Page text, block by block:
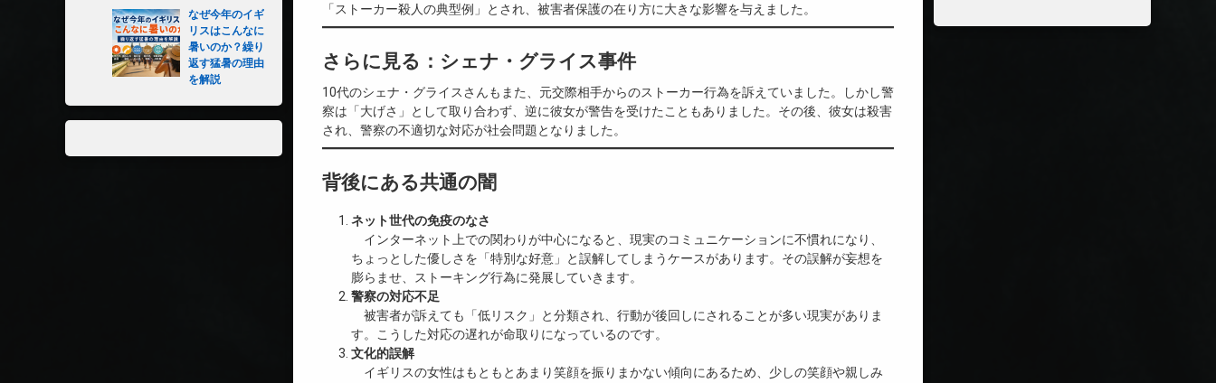
「ストーカー殺人の典型例」とされ、被害者保護の在り方に大きな影響を与えました。
さらに見る：シェナ・グライス事件
10代のシェナ・グライスさんもまた、元交際相手からのストーカー行為を訴えていました。しかし警
察は「大げさ」として取り合わず、逆に彼女が警告を受けたこともありました。その後、彼女は殺害
され、警察の不適切な対応が社会問題となりました。
背後にある共通の闇
ネット世代の免疫のなさ
インターネット上での関わりが中心になると、現実のコミュニケーションに不慣れになり、
ちょっとした優しさを「特別な好意」と誤解してしまうケースがあります。その誤解が妄想を
膨らませ、ストーキング行為に発展していきます。
警察の対応不足
被害者が訴えても「低リスク」と分類され、行動が後回しにされることが多い現実がありま
す。こうした対応の遅れが命取りになっているのです。
文化的誤解
イギリスの女性はもともとあまり笑顔を振りまかない傾向にあるため、少しの笑顔や親しみ
なぜ今年のイギ
リスはこんなに
暑いのか？繰り
返す猛暑の理由
を解説